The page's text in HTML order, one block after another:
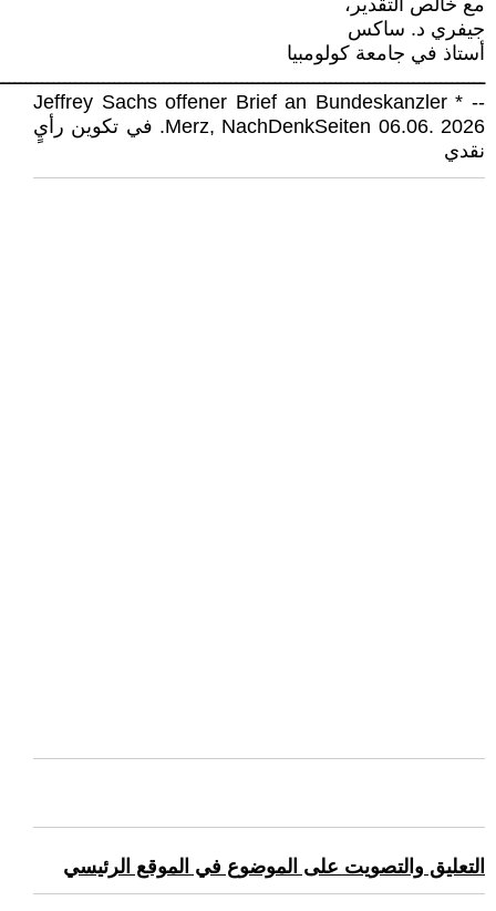
مع خالص التقدير،
جيفري د. ساكس
أستاذ في جامعة كولومبيا
-- * Jeffrey Sachs offener Brief an Bundeskanzler
Merz, NachDenkSeiten 06.06. 2026. في تكوين رأيٍ
نقدي
التعليق والتصويت على الموضوع في الموقع الرئيسي